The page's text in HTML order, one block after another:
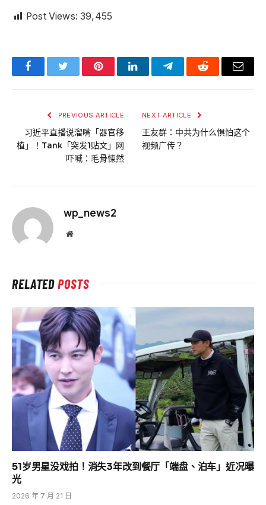
Post Views: 39,455
FacebookTwitter PinterestLinkedInTelegramReddit Email
PREVIOUS ARTICLE
习近平直播说溜嘴「器官移
植」！Tank「突发1贴文」网
吓喊：毛骨悚然
NEXT ARTICLE
王友群：中共为什么惧怕这个
视频广传？
wp_news2
Website
RELATEDPOSTS
51岁男星没戏拍！消失3年改到餐厅「端盘、泊车」近况曝
光
2026 年 7 月 21 日